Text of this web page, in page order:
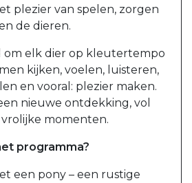
plezier van spelen, zorgen
de dieren.
om elk dier op kleutertempo
kijken, voelen, luisteren,
en vooral: plezier maken.
nieuwe ontdekking, vol
momenten.
programma?
een pony – een rustige